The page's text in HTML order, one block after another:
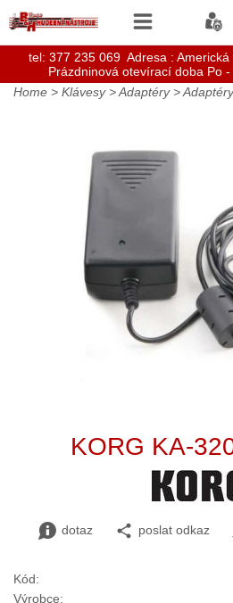
Home > Klávesy>Adaptéry >
KORG KA-
dotaz poslat odkaz
Kód:
Výrobce:
tel: 377 235 069 Adresa :
Prázdninová otevírací doba Po